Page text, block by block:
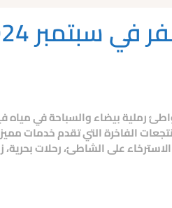
سبتمبر 2024
رملية بيضاء والسباحة في مياه
الفاخرة التي تقدم خدمات
على الشاطئ، رحلات بحرية،